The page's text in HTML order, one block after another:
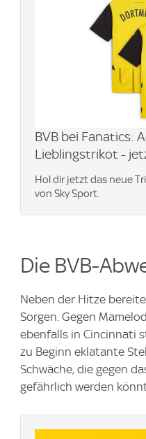
BVB bei Fanatics:
Lieblingstrikot -
Hol dir jetzt das neue
von Sky Sport.
Die BVB-
Neben der Hitze
Sorgen. Gegen
ebenfalls in Cincinnati
zu Beginn eklatante
Schwäche, die gegen
gefährlich werden